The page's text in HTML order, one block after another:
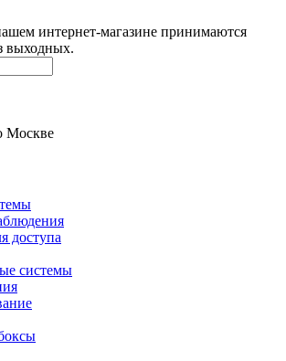
интернет-магазине принимаются
выходных.
Москве
доступа
системы